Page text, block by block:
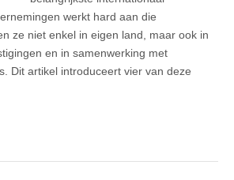
werkt hard aan die
ze niet enkel in eigen land, maar ook in
en in samenwerking met
Dit artikel introduceert vier van deze